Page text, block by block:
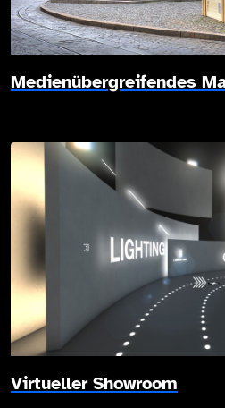
Medienübergreifendes
Virtueller Showroom